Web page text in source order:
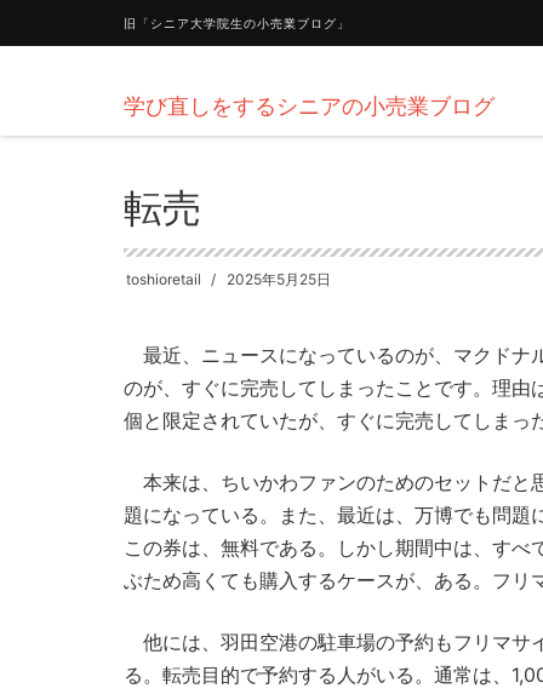
旧「シニア大学院生の小売業ブログ」
学び直しをするシニアの小売業ブログ
HOME 新着情報 転売
転売
toshioretail 2025年5月25日
最近、ニュースになっているのが、マクドナ
のが、すぐに完売してしまったことです。理
個と限定されていたが、すぐに完売してしまった
本来は、ちいかわファンのためのセットだと
題になっている。また、最近は、万博でも問題
この券は、無料である。しかし期間中は、す
ぶため高くても購入するケースが、ある。フリ
他には、羽田空港の駐車場の予約もフリマサ
る。転売目的で予約する人がいる。通常は、